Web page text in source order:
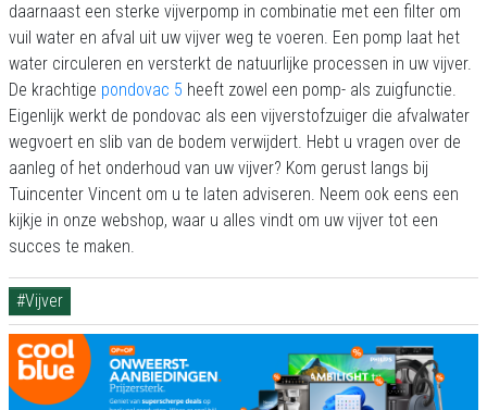
daarnaast een sterke vijverpomp in combinatie met een filter om
vuil water en afval uit uw vijver weg te voeren. Een pomp laat het
water circuleren en versterkt de natuurlijke processen in uw vijver.
De krachtige pondovac 5 heeft zowel een pomp- als zuigfunctie.
Eigenlijk werkt de pondovac als een vijverstofzuiger die afvalwater
wegvoert en slib van de bodem verwijdert. Hebt u vragen over de
aanleg of het onderhoud van uw vijver? Kom gerust langs bij
Tuincenter Vincent om u te laten adviseren. Neem ook eens een
kijkje in onze webshop, waar u alles vindt om uw vijver tot een
succes te maken.
#Vijver